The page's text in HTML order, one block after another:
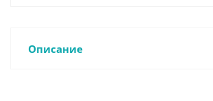
Описание